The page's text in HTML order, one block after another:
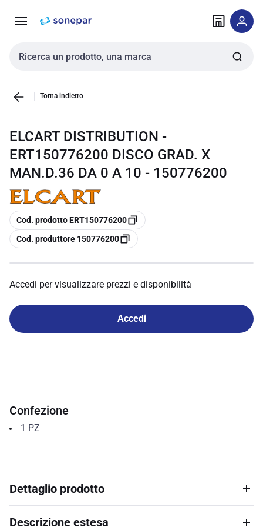
navigazione alla
Cerca input
Torna indietro
ELCART DISTRIBUTION -
ERT150776200 DISCO GRAD. X
MAN.D.36 DA 0 A 10 - 150776200
copia
Cod. prodotto ERT150776200
copia
Cod. produttore 150776200
Accedi per visualizzare prezzi e disponibilità
Accedi
Confezione
1 PZ
Dettaglio prodotto
Descrizione estesa